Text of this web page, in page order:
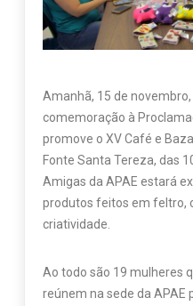
Amanhã, 15 de
comemoração à
promove o XV Café e
Fonte Santa Tereza, das
Amigas da APAE estará
produtos feitos em feltro,
criatividade.
Ao todo são 19 mulheres
reúnem na sede da APAE